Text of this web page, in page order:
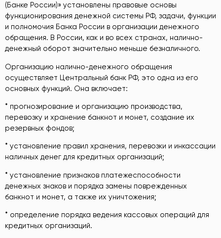
(Банке России)» установлены правовые основы
функционирования денежной системы РФ, задачи, функции
и полномочия Банка России в организации денежного
обращения. В России, как и во всех странах, налично-
денежный оборот значительно меньше безналичного.
Организацию налично-денежного обращения
осуществляет Центральный банк РФ, это одна из его
основных функций. Она включает:
* прогнозирование и организацию производства,
перевозку и хранение банкнот и монет, создание их
резервных фондов;
* установление правил хранения, перевозки и инкассации
наличных денег для кредитных организаций;
* установление признаков платежеспособности
денежных знаков и порядка замены поврежденных
банкнот и монет, а также их уничтожения;
* определение порядка ведения кассовых операций для
кредитных организаций.